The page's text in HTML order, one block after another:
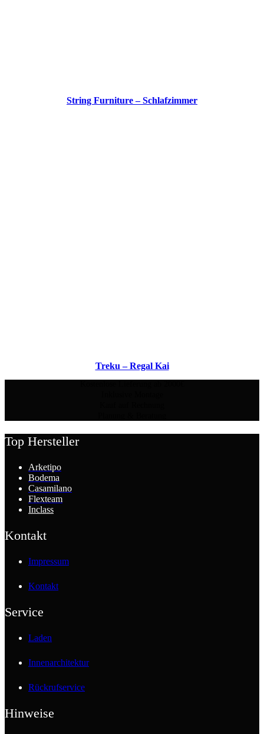
String Furniture – Schlafzimmer
Treku – Regal Kai
Top Hersteller
Arketipo
Bodema
Casamilano
Flexteam
Inclass
Kontakt
Impressum
Kontakt
Service
Laden
Innenarchitektur
Rückrufservice
Hinweise